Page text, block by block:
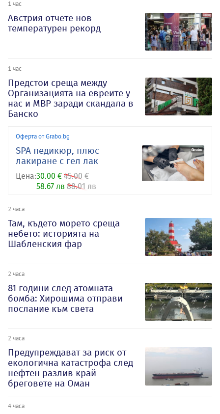
1 час
Австрия отчете нов
температурен рекорд
1 час
Предстои среща между
Организацията на евреите у
нас и МВР заради скандала в
Банско
Оферта от Grabo.bg
SPA педикюр, плюс
лакиране с гел лак
Цена:30.00 € 45.00 €
58.67 лв 88.01 лв
2 часа
Там, където морето среща
небето: историята на
Шабленския фар
2 часа
81 години след атомната
бомба: Хирошима отправи
послание към света
2 часа
Предупреждават за риск от
екологична катастрофа след
нефтен разлив край
бреговете на Оман
4 часа